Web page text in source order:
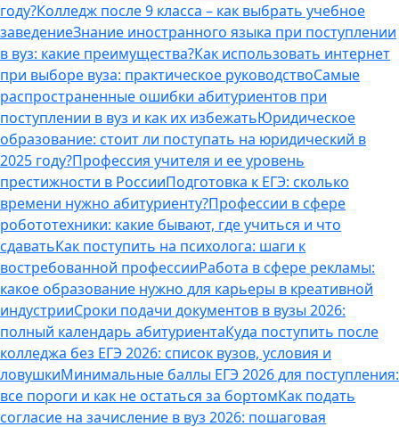
году?Колледж после 9 класса – как выбрать учебное
заведениеЗнание иностранного языка при поступлении
в вуз: какие преимущества?Как использовать интернет
при выборе вуза: практическое руководствоСамые
распространенные ошибки абитуриентов при
поступлении в вуз и как их избежатьЮридическое
образование: стоит ли поступать на юридический в
2025 году?Профессия учителя и ее уровень
престижности в РоссииПодготовка к ЕГЭ: сколько
времени нужно абитуриенту?Профессии в сфере
робототехники: какие бывают, где учиться и что
сдаватьКак поступить на психолога: шаги к
востребованной профессииРабота в сфере рекламы:
какое образование нужно для карьеры в креативной
индустрииСроки подачи документов в вузы 2026:
полный календарь абитуриентаКуда поступить после
колледжа без ЕГЭ 2026: список вузов, условия и
ловушкиМинимальные баллы ЕГЭ 2026 для поступления:
все пороги и как не остаться за бортомКак подать
согласие на зачисление в вуз 2026: пошаговая